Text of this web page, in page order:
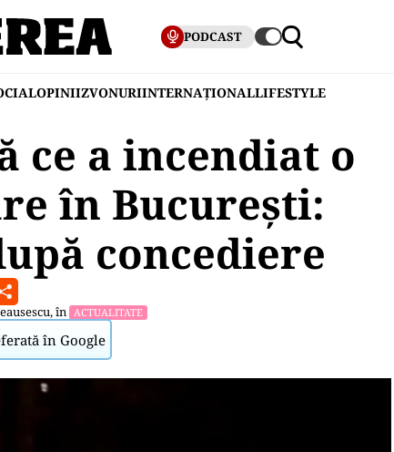
PODCAST
OPINIIZVONURIINTERNAȚIONALLIFESTYLE
ce a incendiat o
în București:
concediere
, în ACTUALITATE
în Google